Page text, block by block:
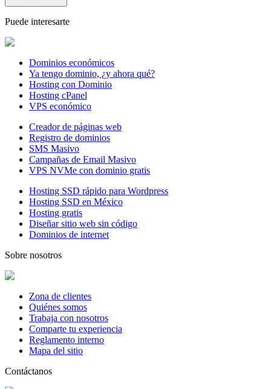
Puede interesarte
Dominios económicos
Ya tengo dominio, ¿y ahora qué?
Hosting con Dominio
Hosting cPanel
VPS económico
Creador de páginas web
Registro de dominios
SMS Masivo
Campañas de Email Masivo
VPS NVMe con dominio gratis
Hosting SSD rápido para Wordpress
Hosting SSD en México
Hosting gratis
Diseñar sitio web sin código
Dominios de internet
Sobre nosotros
Zona de clientes
Quiénes somos
Trabaja con nosotros
Comparte tu experiencia
Reglamento interno
Mapa del sitio
Contáctanos